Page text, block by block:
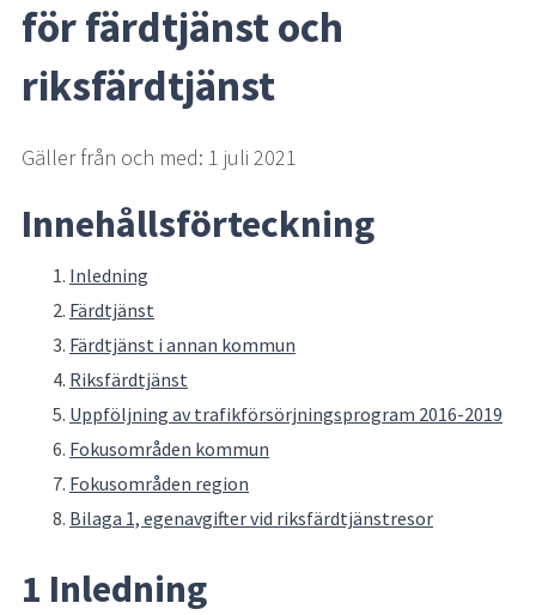
för färdtjänst och
riksfärdtjänst
Gäller från och med: 1 juli 2021
Innehållsförteckning
Inledning
Färdtjänst
Färdtjänst i annan kommun
Riksfärdtjänst
Uppföljning av trafikförsörjningsprogram 2016-2019
Fokusområden kommun
Fokusområden region
Bilaga 1, egenavgifter vid riksfärdtjänstresor
1 Inledning